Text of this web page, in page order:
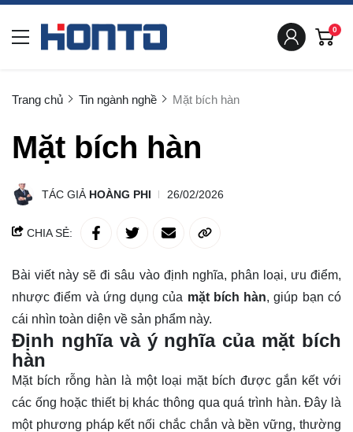
0
Trang chủ Tin ngành nghề Mặt bích hàn
Mặt bích hàn
TÁC GIẢ HOÀNG PHI 26/02/2026
CHIA SẺ:
Bài viết này sẽ đi sâu vào định nghĩa, phân loại, ưu điểm,
nhược điểm và ứng dụng của mặt bích hàn, giúp bạn có
cái nhìn toàn diện về sản phẩm này.
Định nghĩa và ý nghĩa của mặt bích
hàn
Mặt bích rỗng hàn là một loại mặt bích được gắn kết với
các ống hoặc thiết bị khác thông qua quá trình hàn. Đây là
một phương pháp kết nối chắc chắn và bền vững, thường